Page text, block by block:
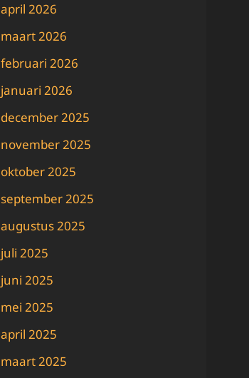
april 2026
maart 2026
februari 2026
januari 2026
december 2025
november 2025
oktober 2025
september 2025
augustus 2025
juli 2025
juni 2025
mei 2025
april 2025
maart 2025